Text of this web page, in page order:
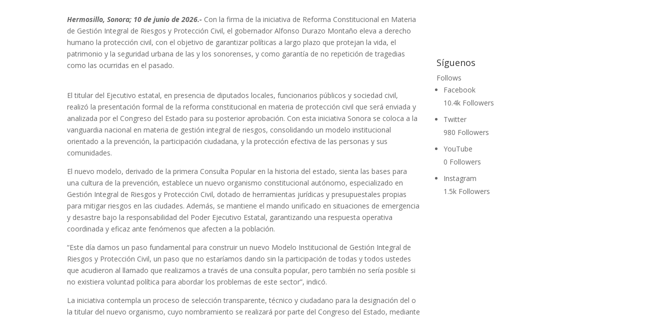
Hermosillo, Sonora; 10 de junio de 2026.- Con la firma de la iniciativa de Reforma Constitucional en Materia
de Gestión Integral de Riesgos y Protección Civil, el gobernador Alfonso Durazo Montaño eleva a derecho
humano la protección civil, con el objetivo de garantizar políticas a largo plazo que protejan la vida, el
patrimonio y la seguridad urbana de las y los sonorenses, y como garantía de no repetición de tragedias
como las ocurridas en el pasado.
El titular del Ejecutivo estatal, en presencia de diputados locales, funcionarios públicos y sociedad civil,
realizó la presentación formal de la reforma constitucional en materia de protección civil que será enviada y
analizada por el Congreso del Estado para su posterior aprobación. Con esta iniciativa Sonora se coloca a la
vanguardia nacional en materia de gestión integral de riesgos, consolidando un modelo institucional
orientado a la prevención, la participación ciudadana, y la protección efectiva de las personas y sus
comunidades.
El nuevo modelo, derivado de la primera Consulta Popular en la historia del estado, sienta las bases para
una cultura de la prevención, establece un nuevo organismo constitucional autónomo, especializado en
Gestión Integral de Riesgos y Protección Civil, dotado de herramientas jurídicas y presupuestales propias
para mitigar riesgos en las ciudades. Además, se mantiene el mando unificado en situaciones de emergencia
y desastre bajo la responsabilidad del Poder Ejecutivo Estatal, garantizando una respuesta operativa
coordinada y eficaz ante fenómenos que afecten a la población.
“Este día damos un paso fundamental para construir un nuevo Modelo Institucional de Gestión Integral de
Riesgos y Protección Civil, un paso que no estaríamos dando sin la participación de todas y todos ustedes
que acudieron al llamado que realizamos a través de una consulta popular, pero también no sería posible si
no existiera voluntad política para abordar los problemas de este sector”, indicó.
La iniciativa contempla un proceso de selección transparente, técnico y ciudadano para la designación del o
la titular del nuevo organismo, cuyo nombramiento se realizará por parte del Congreso del Estado, mediante
Síguenos
Follows
Facebook
10.4k Followers
Twitter
980 Followers
YouTube
0 Followers
Instagram
1.5k Followers